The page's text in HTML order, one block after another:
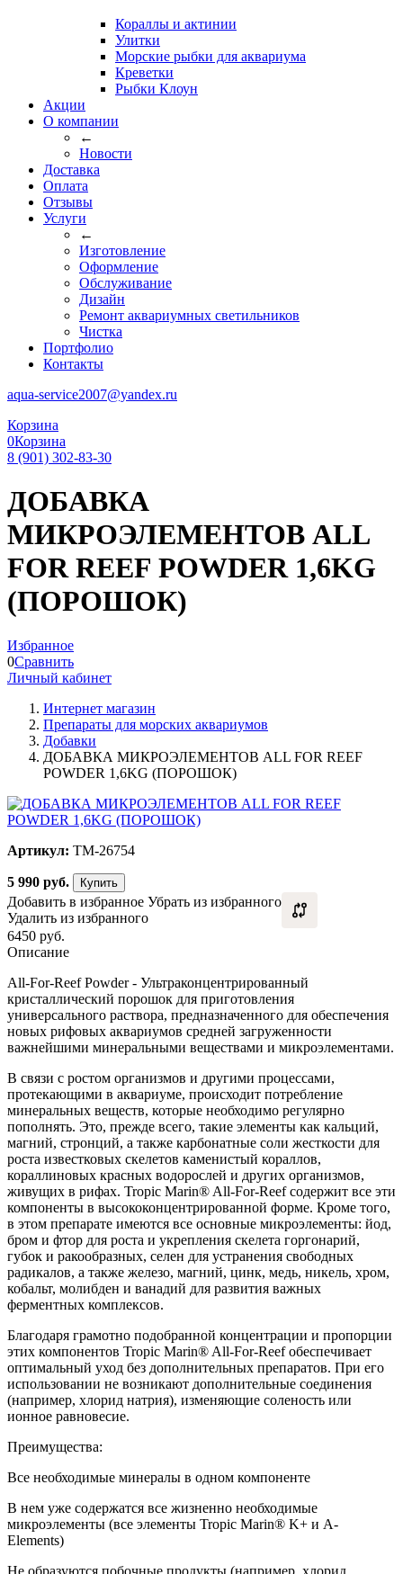
Кораллы и актинии
Улитки
Морские рыбки для аквариума
Креветки
Рыбки Клоун
Акции
О компании
←
Новости
Доставка
Оплата
Отзывы
Услуги
←
Изготовление
Оформление
Обслуживание
Дизайн
Ремонт аквариумных светильников
Чистка
Портфолио
Контакты
aqua-service2007@yandex.ru
Корзина
0Корзина
8 (901) 302-83-30
ДОБАВКА
МИКРОЭЛЕМЕНТОВ ALL
FOR REEF POWDER 1,6KG
(ПОРОШОК)
Избранное
0Сравнить
Личный кабинет
Интернет магазин
Препараты для морских аквариумов
Добавки
ДОБАВКА МИКРОЭЛЕМЕНТОВ ALL FOR REEF
POWDER 1,6KG (ПОРОШОК)
Артикул: TM-26754
5 990 руб. Купить
Добавить в избранное Убрать из избранного
Удалить из избранного
6450 руб.
Описание
All-For-Reef Powder - Ультраконцентрированный
кристаллический порошок для приготовления
универсального раствора, предназначенного для обеспечения
новых рифовых аквариумов средней загруженности
важнейшими минеральными веществами и микроэлементами.
В связи с ростом организмов и другими процессами,
протекающими в аквариуме, происходит потребление
минеральных веществ, которые необходимо регулярно
пополнять. Это, прежде всего, такие элементы как кальций,
магний, стронций, а также карбонатные соли жесткости для
роста известковых скелетов каменистый кораллов,
кораллиновых красных водорослей и других организмов,
живущих в рифах. Tropic Marin® All-For-Reef содержит все эти
компоненты в высококонцентрированной форме. Кроме того,
в этом препарате имеются все основные микроэлементы: йод,
бром и фтор для роста и укрепления скелета горгонарий,
губок и ракообразных, селен для устранения свободных
радикалов, а также железо, магний, цинк, медь, никель, хром,
кобальт, молибден и ванадий для развития важных
ферментных комплексов.
Благодаря грамотно подобранной концентрации и пропорции
этих компонентов Tropic Marin® All-For-Reef обеспечивает
оптимальный уход без дополнительных препаратов. При его
использовании не возникают дополнительные соединения
(например, хлорид натрия), изменяющие соленость или
ионное равновесие.
Преимущества:
Все необходимые минералы в одном компоненте
В нем уже содержатся все жизненно необходимые
микроэлементы (все элементы Tropic Marin® K+ и A-
Elements)
Не образуются побочные продукты (например, хлорид